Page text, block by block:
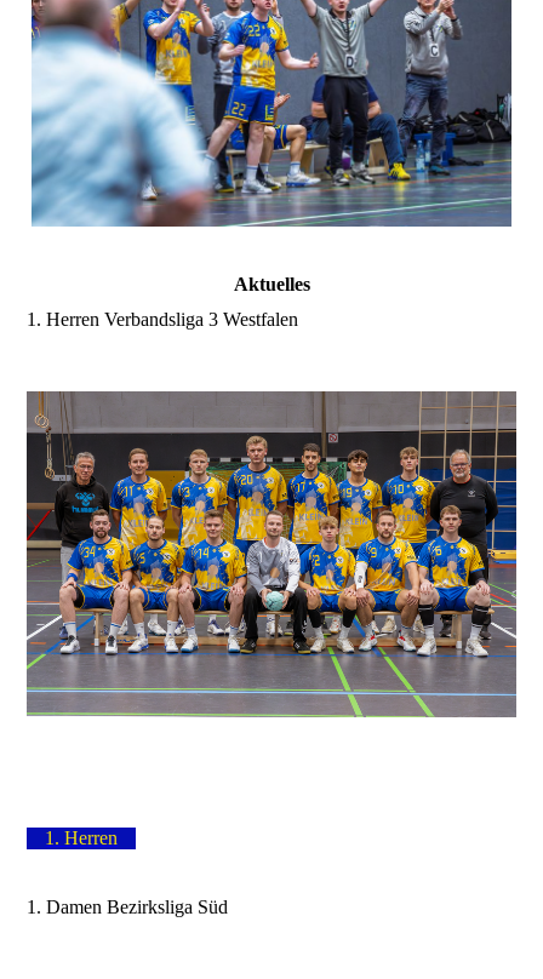
Aktuelles
1. Herren Verbandsliga 3 Westfalen
1. Herren
1. Damen Bezirksliga Süd